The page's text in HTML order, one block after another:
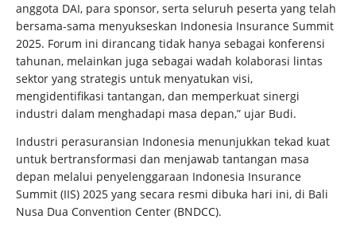
anggota DAI, para sponsor, serta seluruh peserta yang telah
bersama-sama menyukseskan Indonesia Insurance Summit
2025. Forum ini dirancang tidak hanya sebagai konferensi
tahunan, melainkan juga sebagai wadah kolaborasi lintas
sektor yang strategis untuk menyatukan visi,
mengidentifikasi tantangan, dan memperkuat sinergi
industri dalam menghadapi masa depan,” ujar Budi.
Industri perasuransian Indonesia menunjukkan tekad kuat
untuk bertransformasi dan menjawab tantangan masa
depan melalui penyelenggaraan Indonesia Insurance
Summit (IIS) 2025 yang secara resmi dibuka hari ini, di Bali
Nusa Dua Convention Center (BNDCC).